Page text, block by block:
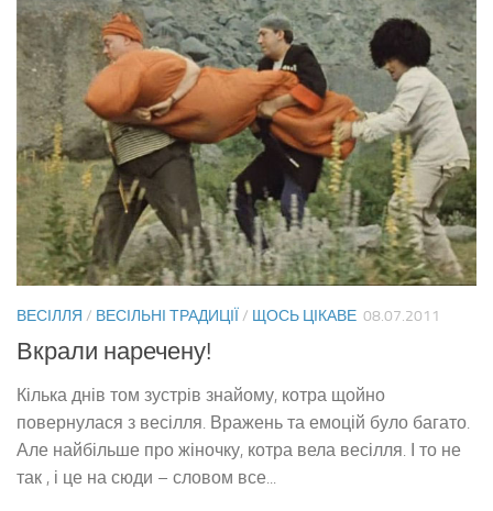
ВЕСІЛЛЯ / ВЕСІЛЬНІ ТРАДИЦІЇ / ЩОСЬ ЦІКАВЕ 08.07.2011
Вкрали наречену!
Кілька днів том зустрів знайому, котра щойно
повернулася з весілля. Вражень та емоцій було багато.
Але найбільше про жіночку, котра вела весілля. І то не
так , і це на сюди – словом все...